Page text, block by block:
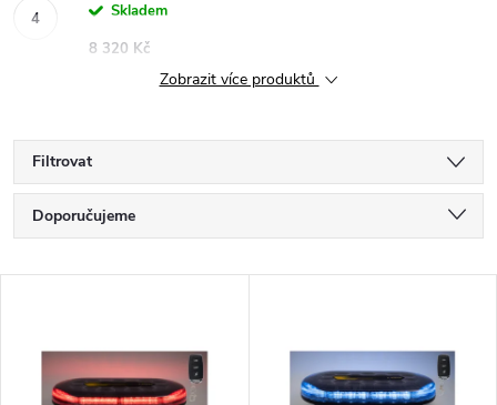
Skladem
8 320 Kč
Zobrazit více produktů
Filtrovat
Ř
a
Doporučujeme
Nejprodávanější
Abecedně